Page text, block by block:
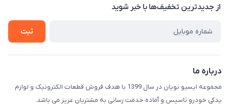
لیست محصولات
از جدید‌ترین تخفیف‌ها با‌ خبر شوید
ثبت
درباره ما
مجموعه ایسیو نویان در سال 1399 با هدف فروش قطعات الکترونیک و لوازم
یدکی خودرو تاسیس و آماده خدمت رسانی به مشتریان عزیز می باشد.